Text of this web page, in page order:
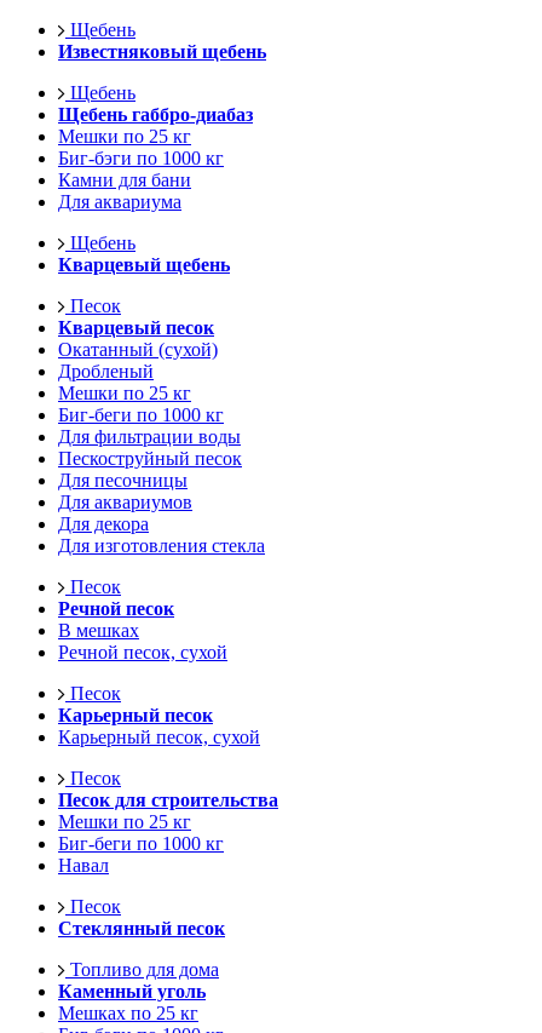
Щебень
Известняковый щебень
Щебень
Щебень габбро-диабаз
Мешки по 25 кг
Биг-бэги по 1000 кг
Камни для бани
Для аквариума
Щебень
Кварцевый щебень
Песок
Кварцевый песок
Окатанный (сухой)
Дробленый
Мешки по 25 кг
Биг-беги по 1000 кг
Для фильтрации воды
Пескоструйный песок
Для песочницы
Для аквариумов
Для декора
Для изготовления стекла
Песок
Речной песок
В мешках
Речной песок, сухой
Песок
Карьерный песок
Карьерный песок, сухой
Песок
Песок для строительства
Мешки по 25 кг
Биг-беги по 1000 кг
Навал
Песок
Стеклянный песок
Топливо для дома
Каменный уголь
Мешках по 25 кг